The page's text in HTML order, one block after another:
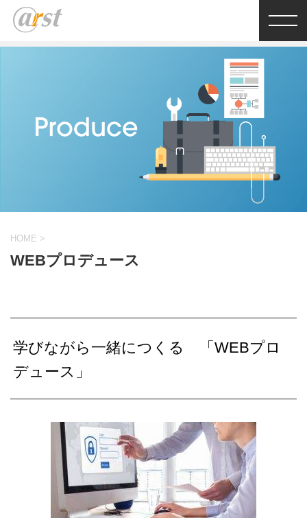
HOME >
WEBプロデュース
学びながら一緒につくる 「WEBプロ
デュース」